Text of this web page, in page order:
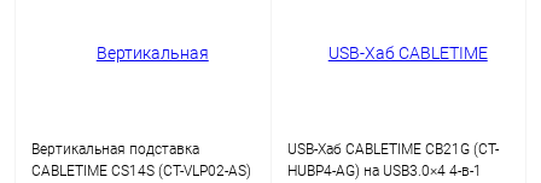
Вертикальная подставка
CABLETIME CS14S (CT-VLP02-AS)
USB-Хаб CABLETIME CB21G (CT-
HUBP4-AG) на USB3.0×4 4-в-1